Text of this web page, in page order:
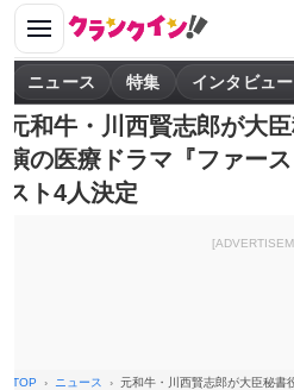
ニュース 特集 インタビュー
元和牛・川西賢志郎が大
演の医療ドラマ『ファー
スト4人決定
TOP ニュース 元和牛・川西賢志郎が大臣秘